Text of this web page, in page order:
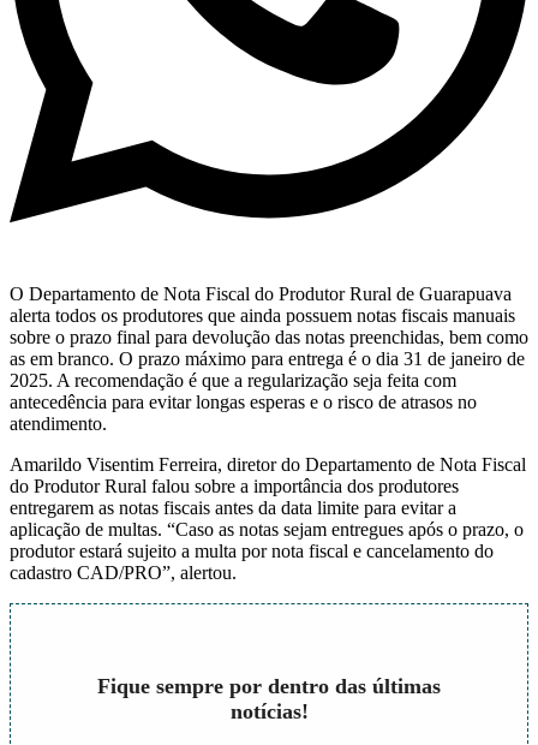
O Departamento de Nota Fiscal do Produtor Rural de Guarapuava
alerta todos os produtores que ainda possuem notas fiscais manuais
sobre o prazo final para devolução das notas preenchidas, bem como
as em branco. O prazo máximo para entrega é o dia 31 de janeiro de
2025. A recomendação é que a regularização seja feita com
antecedência para evitar longas esperas e o risco de atrasos no
atendimento.
Amarildo Visentim Ferreira, diretor do Departamento de Nota Fiscal
do Produtor Rural falou sobre a importância dos produtores
entregarem as notas fiscais antes da data limite para evitar a
aplicação de multas. “Caso as notas sejam entregues após o prazo, o
produtor estará sujeito a multa por nota fiscal e cancelamento do
cadastro CAD/PRO”, alertou.
Fique sempre por dentro das últimas
notícias!